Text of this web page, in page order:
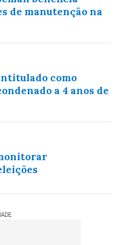
de manutenção na
como
a 4 anos de